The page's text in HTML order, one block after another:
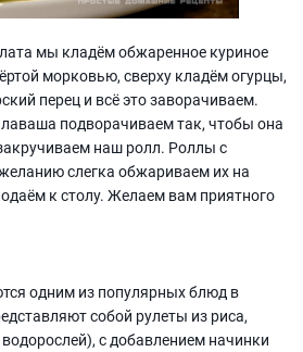
мы кладём обжаренное куриное
морковью, сверху кладём огурцы,
перец и всё это заворачиваем.
подворачиваем так, чтобы она
наш ролл. Роллы с
слегка обжариваем их на
к столу. Желаем вам приятного
одним из популярных блюд в
собой рулеты из риса,
с добавлением начинки